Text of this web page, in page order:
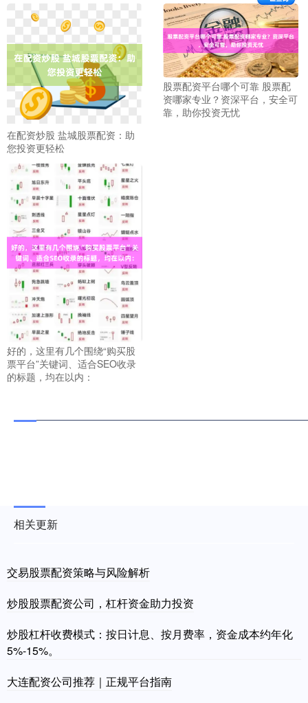
在配资炒股 盐城股票配资：助
您投资更轻松
股票配资平台哪个可靠 股票配
资哪家专业？资深平台，安全可
靠，助你投资无忧
好的，这里有几个围绕“购买股
票平台”关键词、适合SEO收录
的标题，均在以内：
相关更新
交易股票配资策略与风险解析
炒股股票配资公司，杠杆资金助力投资
炒股杠杆收费模式：按日计息、按月费率，资金成本约年化
5%-15%。
大连配资公司推荐｜正规平台指南